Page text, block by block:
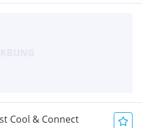
Cool & Connect